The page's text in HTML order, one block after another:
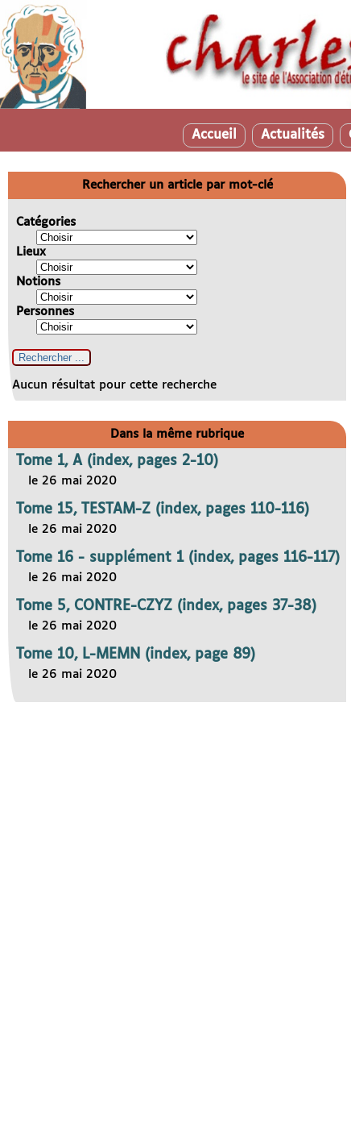
Accueil Actualités
Rechercher un article par mot-clé
Catégories
Lieux
Notions
Personnes
Aucun résultat pour cette recherche
Dans la même rubrique
Tome 1, A (index, pages 2-10)
le 26 mai 2020
Tome 15, TESTAM-Z (index, pages 110-116)
le 26 mai 2020
Tome 16 - supplément 1 (index, pages 116-117)
le 26 mai 2020
Tome 5, CONTRE-CZYZ (index, pages 37-38)
le 26 mai 2020
Tome 10, L-MEMN (index, page 89)
le 26 mai 2020